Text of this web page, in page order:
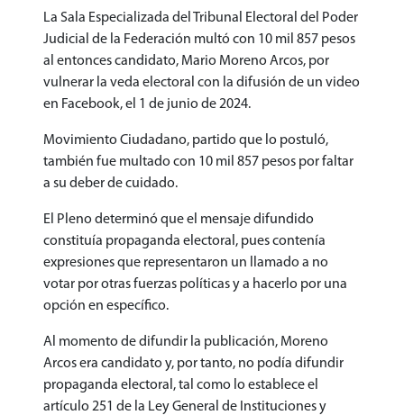
La Sala Especializada del Tribunal Electoral del Poder
Judicial de la Federación multó con 10 mil 857 pesos
al entonces candidato, Mario Moreno Arcos, por
vulnerar la veda electoral con la difusión de un video
en Facebook, el 1 de junio de 2024.
Movimiento Ciudadano, partido que lo postuló,
también fue multado con 10 mil 857 pesos por faltar
a su deber de cuidado.
El Pleno determinó que el mensaje difundido
constituía propaganda electoral, pues contenía
expresiones que representaron un llamado a no
votar por otras fuerzas políticas y a hacerlo por una
opción en específico.
Al momento de difundir la publicación, Moreno
Arcos era candidato y, por tanto, no podía difundir
propaganda electoral, tal como lo establece el
artículo 251 de la Ley General de Instituciones y